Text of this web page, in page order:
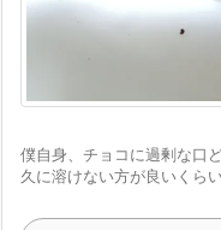
僕自身、チョコに過剰な口
久に溶けない方が良いくら